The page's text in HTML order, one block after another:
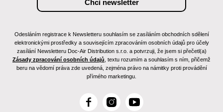
Odesláním registrace k Newsletteru souhlasím se zasíláním obchodních sdělení
elektronickými prostředky a souvisejícím zpracováním osobních údajů pro účely
zasílání Newsletteru Doc-Air Distribution s.r.o. a potvrzuji, že jsem si přečetl(a)
Zásady zpracování osobních údajů , textu rozumím a souhlasím s ním, přičemž
beru na vědomí práva zde uvedená, zejména právo na námitky proti provádění
přímého marketingu.
F
I
Y